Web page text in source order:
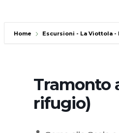
Home Escursioni - La Viottola
Tramonto
rifugio)